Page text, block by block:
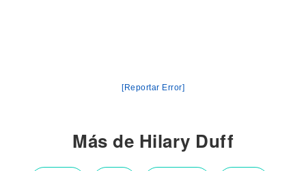
[Reportar Error]
Más de Hilary Duff